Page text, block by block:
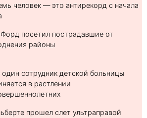
человек — это антирекорд с начала
посетил пострадавшие от
районы
сотрудник детской больницы
в растлении
прошел слет ультраправой